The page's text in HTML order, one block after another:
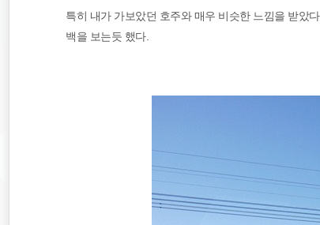
특히 내가 가보았던 호주와 매우 비슷한 느낌을 받았
백을 보는듯 했다.